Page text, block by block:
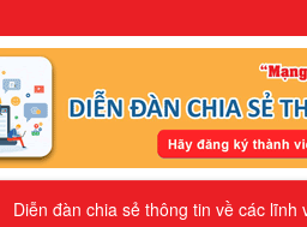
Diễn đàn chia sẻ thông tin về các